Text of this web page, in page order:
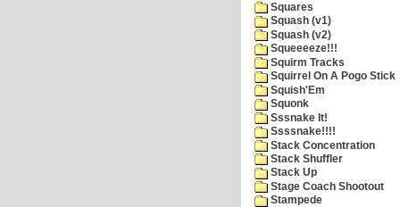
Squares
Squash (v1)
Squash (v2)
Squeeeeze!!!
Squirm Tracks
Squirrel On A Pogo Stick
Squish'Em
Squonk
Sssnake It!
Ssssnake!!!!
Stack Concentration
Stack Shuffler
Stack Up
Stage Coach Shootout
Stampede